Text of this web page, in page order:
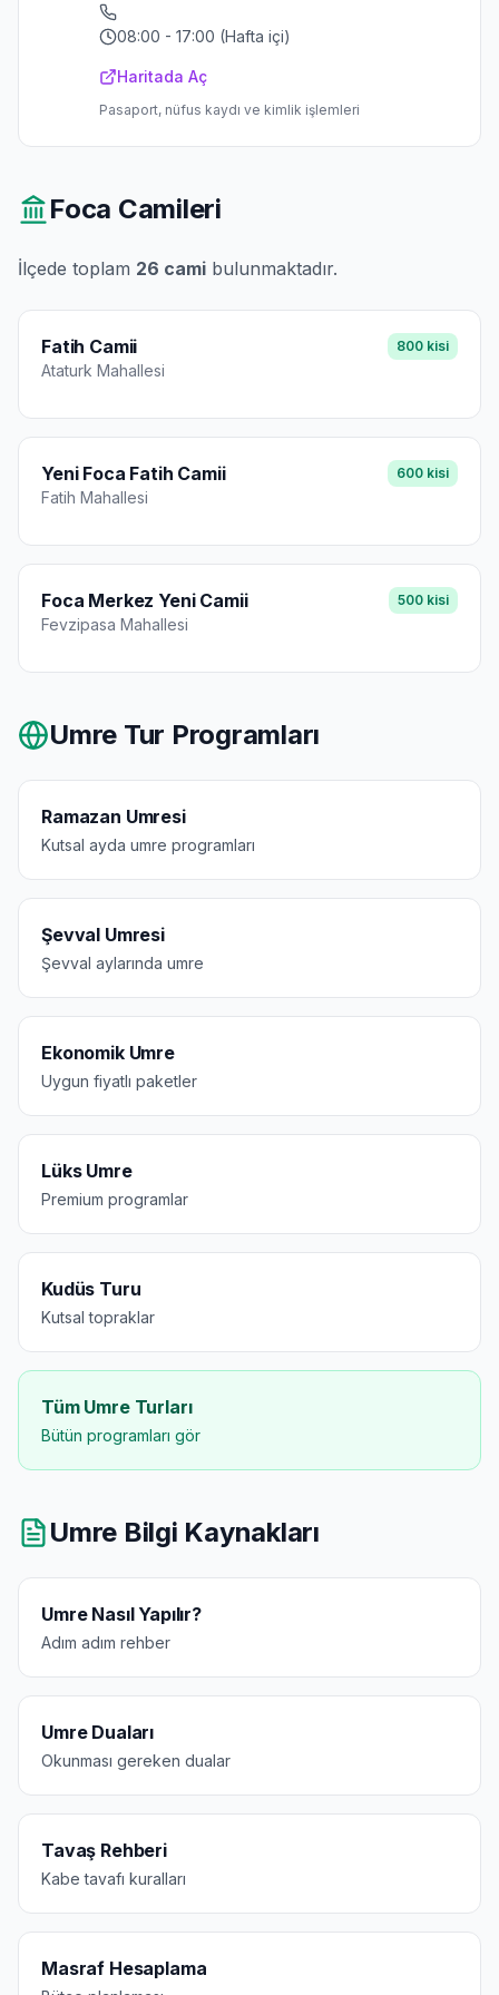
08:00 - 17:00 (Hafta içi)
Haritada Aç
Pasaport, nüfus kaydı ve kimlik işlemleri
Foca Camileri
İlçede toplam 26 cami bulunmaktadır.
Fatih Camii
Ataturk Mahallesi
800 kisi
Yeni Foca Fatih Camii
Fatih Mahallesi
600 kisi
Foca Merkez Yeni Camii
Fevzipasa Mahallesi
500 kisi
Umre Tur Programları
Ramazan Umresi
Kutsal ayda umre programları
Şevval Umresi
Şevval aylarında umre
Ekonomik Umre
Uygun fiyatlı paketler
Lüks Umre
Premium programlar
Kudüs Turu
Kutsal topraklar
Tüm Umre Turları
Bütün programları gör
Umre Bilgi Kaynakları
Umre Nasıl Yapılır?
Adım adım rehber
Umre Duaları
Okunması gereken dualar
Tavaş Rehberi
Kabe tavafı kuralları
Masraf Hesaplama